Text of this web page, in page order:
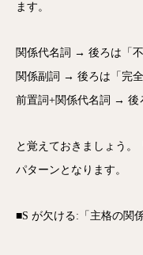
ます。
関係代名詞 → 後ろは「不
関係副詞 → 後ろは「完全
前置詞+関係代名詞 → 後
と覚えておきましょう
パターンとなります。
■S が欠ける:「主格の関